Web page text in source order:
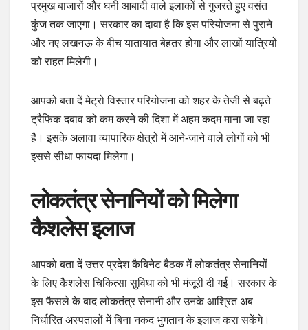
प्रमुख बाजारों और घनी आबादी वाले इलाकों से गुजरते हुए वसंत
कुंज तक जाएगा। सरकार का दावा है कि इस परियोजना से पुराने
और नए लखनऊ के बीच यातायात बेहतर होगा और लाखों यात्रियों
को राहत मिलेगी।
आपको बता दें मेट्रो विस्तार परियोजना को शहर के तेजी से बढ़ते
ट्रैफिक दबाव को कम करने की दिशा में अहम कदम माना जा रहा
है। इसके अलावा व्यापारिक क्षेत्रों में आने-जाने वाले लोगों को भी
इससे सीधा फायदा मिलेगा।
लोकतंत्र सेनानियों को मिलेगा
कैशलेस इलाज
आपको बता दें उत्तर प्रदेश कैबिनेट बैठक में लोकतंत्र सेनानियों
के लिए कैशलेस चिकित्सा सुविधा को भी मंजूरी दी गई। सरकार के
इस फैसले के बाद लोकतंत्र सेनानी और उनके आश्रित अब
निर्धारित अस्पतालों में बिना नकद भुगतान के इलाज करा सकेंगे।